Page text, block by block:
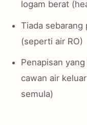
logam berat
Tiada sebarang
(seperti air RO)
Penapisan
cawan air
semula)